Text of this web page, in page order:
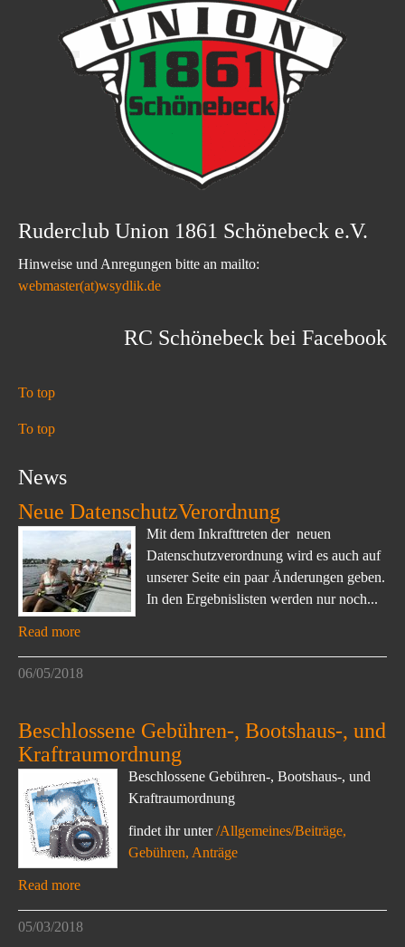
Ruderclub Union 1861 Schönebeck e.V.
Hinweise und Anregungen bitte an mailto:
webmaster(at)wsydlik.de
RC Schönebeck bei Facebook
To top
To top
News
Neue DatenschutzVerordnung
Mit dem Inkrafttreten der neuen
Datenschutzverordnung wird es auch auf
unserer Seite ein paar Änderungen geben.
In den Ergebnislisten werden nur noch...
Read more
06/05/2018
Beschlossene Gebühren-, Bootshaus-, und
Kraftraumordnung
Beschlossene Gebühren-, Bootshaus-, und
Kraftraumordnung
findet ihr unter/Allgemeines/Beiträge,
Gebühren, Anträge
Read more
05/03/2018